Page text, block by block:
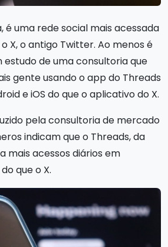
é uma rede social mais acessada
X, o antigo Twitter. Ao menos é
estudo de uma consultoria que
gente usando o app do Threads
e iOS do que o aplicativo do X.
pela consultoria de mercado
indicam que o Threads, da
mais acessos diários em
que o X.